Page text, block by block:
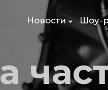
Новости Шоу-